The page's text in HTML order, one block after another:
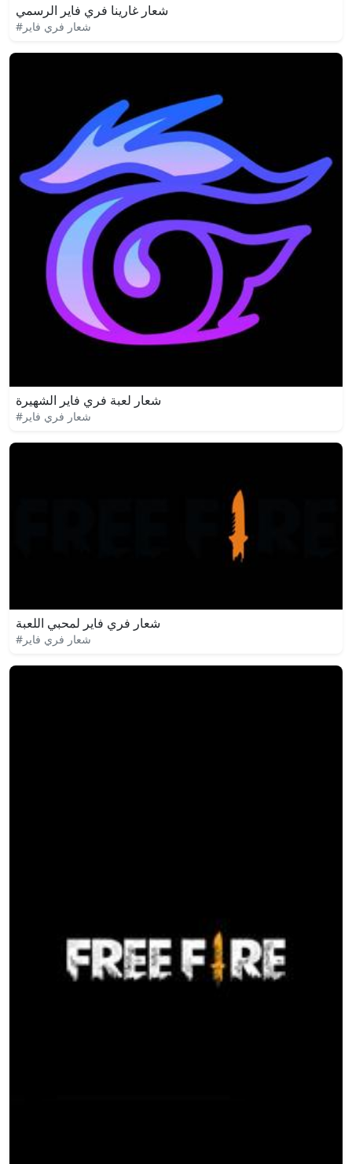
شعار غارينا فري فاير الرسمي
#شعار فري فاير
شعار لعبة فري فاير الشهيرة
#شعار فري فاير
شعار فري فاير لمحبي اللعبة
#شعار فري فاير